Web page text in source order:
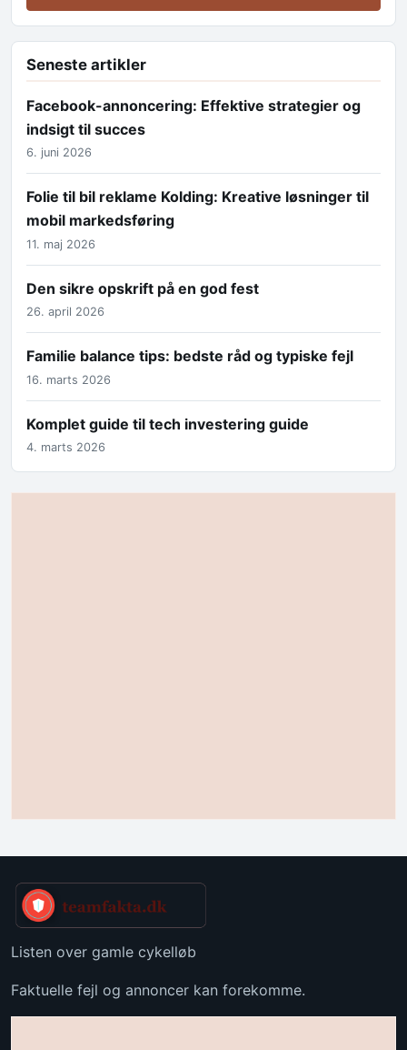
Seneste artikler
Facebook-annoncering: Effektive strategier og
indsigt til succes
6. juni 2026
Folie til bil reklame Kolding: Kreative løsninger til
mobil markedsføring
11. maj 2026
Den sikre opskrift på en god fest
26. april 2026
Familie balance tips: bedste råd og typiske fejl
16. marts 2026
Komplet guide til tech investering guide
4. marts 2026
Listen over gamle cykelløb
Faktuelle fejl og annoncer kan forekomme.